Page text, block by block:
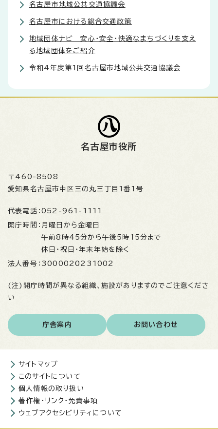
名古屋市地域公共交通協議会
名古屋市における総合交通政策
地域団体ナビ 安心・安全・快適なまちづくりを支え
る地域団体をご紹介
令和4年度第1回名古屋市地域公共交通協議会
名古屋市役所
〒460-8508
愛知県名古屋市中区三の丸三丁目1番1号
代表電話： 052-961-1111
開庁時間： 月曜日から金曜日
午前8時45分から午後5時15分まで
休日・祝日・年末年始を除く
法人番号： 3000020231002
(注)開庁時間が異なる組織、施設がありますのでご注意くださ
い
庁舎案内 お問い合わせ
サイトマップ
このサイトについて
個人情報の取り扱い
著作権・リンク・免責事項
ウェブアクセシビリティについて